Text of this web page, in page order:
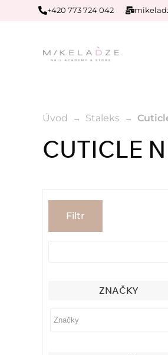
+420 773 724 042
Úvod Staleks
CUTICLE
Filtr
ZNAČKY